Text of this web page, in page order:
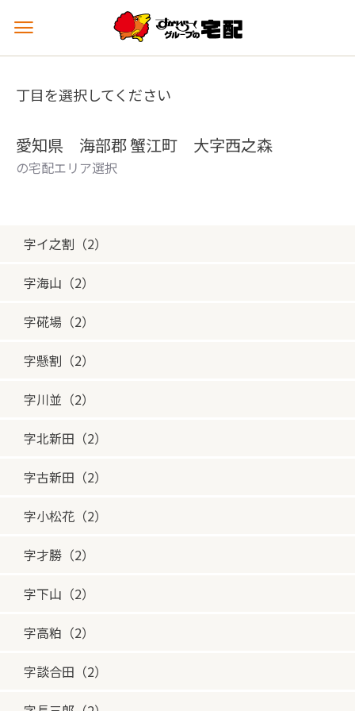
メ
ュ
を
丁目を選択してください
愛知県 海部郡 蟹江町 大字西之森
の宅配エリア選択
字イ之割（2）
字海山（2）
字硴場（2）
字懸割（2）
字川並（2）
字北新田（2）
字古新田（2）
字小松花（2）
字才勝（2）
字下山（2）
字高粕（2）
字談合田（2）